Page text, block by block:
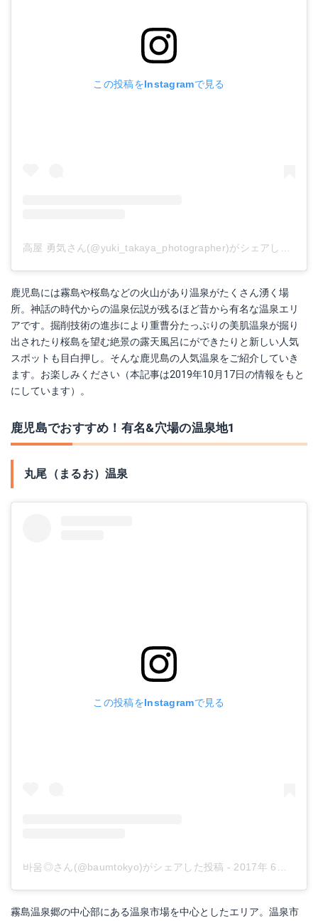
この投稿をInstagramで見る
高屋 勇気さん(@yuki_takaya_photographer)がシェアした投稿
鹿児島には霧島や桜島などの火山があり温泉がたくさん湧く場
所。神話の時代からの温泉伝説が残るほど昔から有名な温泉エリ
アです。掘削技術の進歩により重曹分たっぷりの美肌温泉が掘り
出されたり桜島を望む絶景の露天風呂にができたりと新しい人気
スポットも目白押し。そんな鹿児島の人気温泉をご紹介していき
ます。お楽しみください（本記事は2019年10月17日の情報をもと
にしています）。
鹿児島でおすすめ！有名&穴場の温泉地1
丸尾（まるお）温泉
この投稿をInstagramで見る
바움◎さん(@baumtokyo)がシェアした投稿 - 2017年 6月月29日午前5時42分PDT
霧島温泉郷の中心部にある温泉市場を中心としたエリア。温泉市